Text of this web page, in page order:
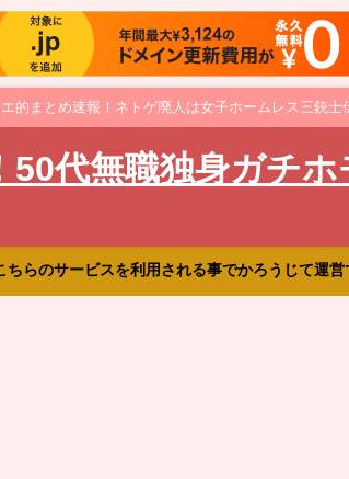
的まとめ速報！ネトゲ廃人は女子ホームレス三銃
代無職独身ガチ
らのサービスを利用される事でかろうじて運